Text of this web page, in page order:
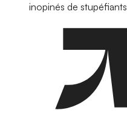
inopinés de stupéfiants